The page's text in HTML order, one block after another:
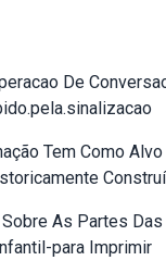
De
Tem Como
As Partes
para Imprimir